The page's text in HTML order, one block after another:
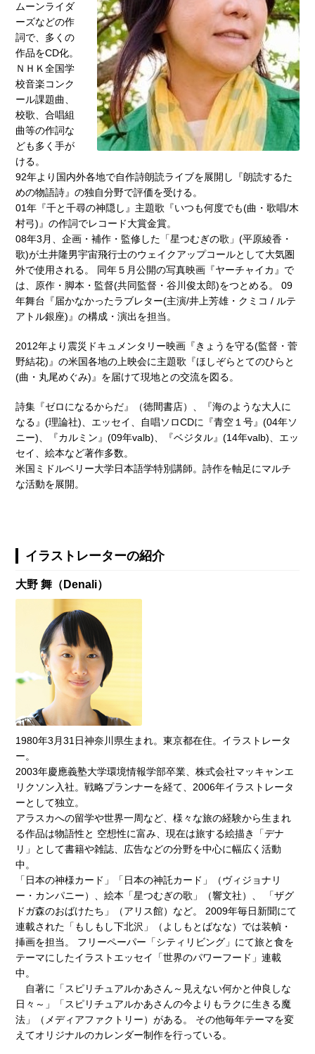
ムーンライダ
ーズなどの作
詞で、多くの
作品をCD化。
ＮＨＫ全国学
校音楽コンク
ール課題曲、
校歌、合唱組
曲等の作詞な
ども多く手が
ける。
92年より国内外各地で自作詩朗読ライブを展開し『朗読するた
めの物語詩』の独自分野で評価を受ける。
01年『千と千尋の神隠し』主題歌『いつも何度でも(曲・歌唱/木
村弓)』の作詞でレコード大賞金賞。
08年3月、企画・補作・監修した「星つむぎの歌」(平原綾香・
歌)が土井隆男宇宙飛行士のウェイクアップコールとして大気圏
外で使用される。 同年５月公開の写真映画『ヤーチャイカ』で
は、原作・脚本・監督(共同監督・谷川俊太郎)をつとめる。 09
年舞台『届かなかったラブレター(主演/井上芳雄・クミコ / ルテ
アトル銀座)』の構成・演出を担当。
2012年より震災ドキュメンタリー映画『きょうを守る(監督・菅
野結花)』の米国各地の上映会に主題歌『ほしぞらとてのひらと
(曲・丸尾めぐみ)』を届けて現地との交流を図る。
詩集『ゼロになるからだ』（徳間書店）、『海のような大人に
なる』(理論社)、エッセイ、自唱ソロCDに『青空１号』(04年ソ
ニー)、『カルミン』(09年valb)、『ベジタル』(14年valb)、エッ
セイ、絵本など著作多数。
米国ミドルベリー大学日本語学特別講師。詩作を軸足にマルチ
な活動を展開。
イラストレーターの紹介
大野 舞（Denali）
1980年3月31日神奈川県生まれ。東京都在住。イラストレータ
ー。
2003年慶應義塾大学環境情報学部卒業、株式会社マッキャンエ
リクソン入社。戦略プランナーを経て、2006年イラストレータ
ーとして独立。
アラスカへの留学や世界一周など、様々な旅の経験から生まれ
る作品は物語性と 空想性に富み、現在は旅する絵描き「デナ
リ」として書籍や雑誌、広告などの分野を中心に幅広く活動
中。
「日本の神様カード」「日本の神託カード」（ヴィジョナリ
ー・カンパニー）、絵本「星つむぎの歌」（響文社）、 「ザグ
ドガ森のおばけたち」（アリス館）など。 2009年毎日新聞にて
連載された「もしもし下北沢」（よしもとばなな）では装幀・
挿画を担当。 フリーペーパー「シティリビング」にて旅と食を
テーマにしたイラストエッセイ「世界のパワーフード」連載
中。
自著に「スピリチュアルかあさん～見えない何かと仲良しな
日々～」「スピリチュアルかあさんの今よりもラクに生きる魔
法」（メディアファクトリー）がある。 その他毎年テーマを変
えてオリジナルのカレンダー制作を行っている。